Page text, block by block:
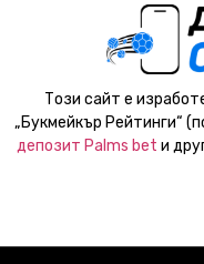
Този сайт е
„Букмейкър Рейтинги“
депозит Palms bet и